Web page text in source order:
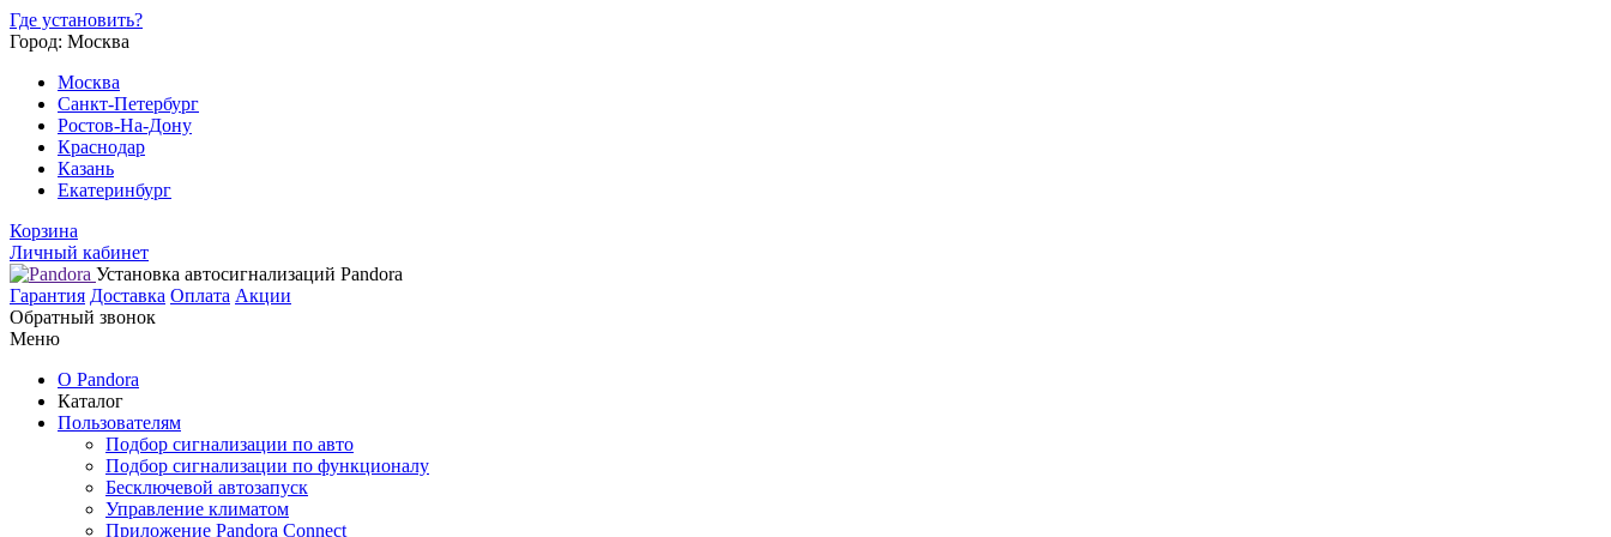
Где установить?
Город: Москва
Москва
Санкт-Петербург
Ростов-На-Дону
Краснодар
Казань
Екатеринбург
Корзина
Личный кабинет
Установка автосигнализаций Pandora
Гарантия Доставка Оплата Акции
Обратный звонок
Меню
О Pandora
Каталог
Пользователям
Подбор сигнализации по авто
Подбор сигнализации по функционалу
Бесключевой автозапуск
Управление климатом
Приложение Pandora Connect